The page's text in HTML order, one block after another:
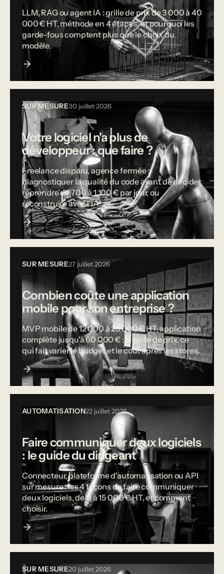
LLM, RAG ou agent IA : grille de prix de 3 000 à 40
000 € HT, méthode en 4 étapes, et pourquoi les
garde-fous comptent plus que le choix du
modèle.
SUR MESURE30 juillet 2026
Votre logiciel n'a plus de
développeur : que faire ?
Freelance disparu, agence fermée :
diagnostiquer la qualité du code avant de décider,
reprendre de 700 à 1 100 € par jour, ou
reconstruire avec l'IA.
SUR MESURE27 juillet 2026
Combien coûte une application
mobile pour son entreprise ?
MVP mobile de 12 000 à 25 000 € HT, application
complète jusqu'à 60 000 € : la grille de prix, ce
qui fait varier le budget et le coût après les stores.
AUTOMATISATION22 juillet 2026
Faire communiquer deux logiciels
: le guide du dirigeant
Connecteur, plateforme d'automatisation ou API
sur mesure : les 4 façons de faire communiquer
deux logiciels, de 0 à 15 000 € HT, et comment
choisir.
SUR MESURE20 juillet 2026